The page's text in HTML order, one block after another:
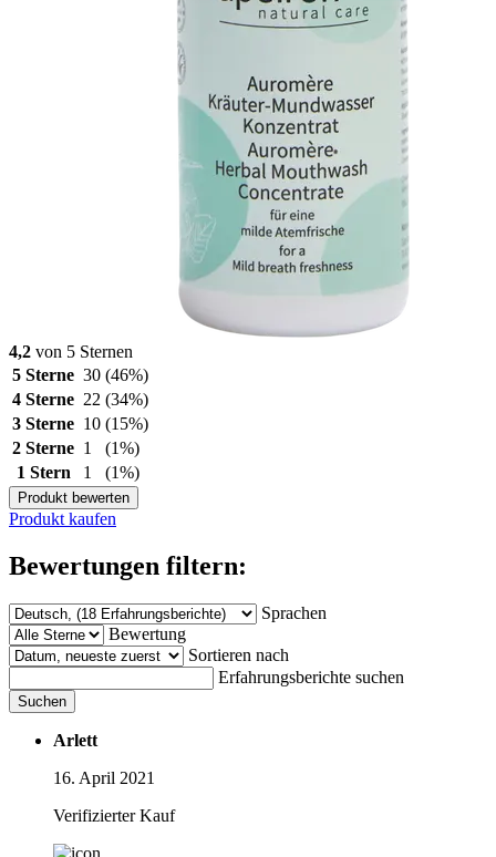
4,2 von 5 Sternen
5 Sterne 30 (46%)
4 Sterne 22 (34%)
3 Sterne 10 (15%)
2 Sterne 1
(1%)
1 Stern
1 (1%)
Produkt bewerten
Produkt kaufen
Bewertungen filtern:
Sprachen
Bewertung
Sortieren nach
Erfahrungsberichte suchen
Suchen
Arlett
16. April 2021
Verifizierter Kauf